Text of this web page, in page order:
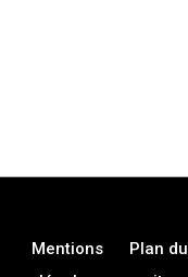
Mentions
Plan du